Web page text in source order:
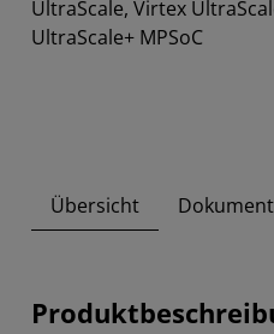
UltraScale, Virtex
UltraScale+ MPSoC
Übersicht